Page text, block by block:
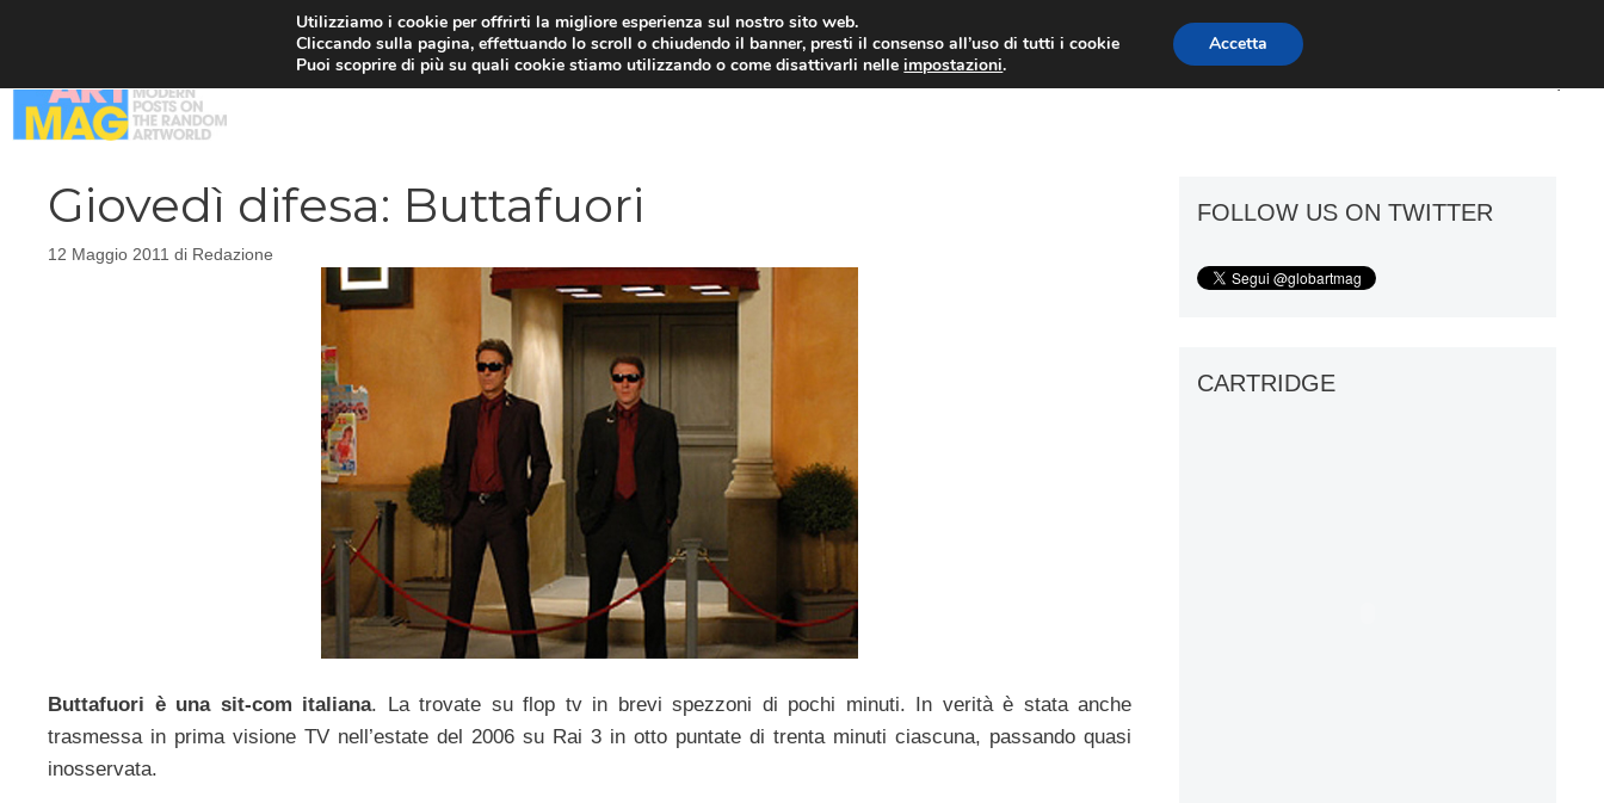
ART GOSSIP FIERE GALLERIE
Giovedì difesa: Buttafuori
12 Maggio 2011 di Redazione
Buttafuori è una sit-com italiana. La trovate su flop tv in brevi spezzoni di pochi minuti. In verità è stata anche
trasmessa in prima visione TV nell’estate del 2006 su Rai 3 in otto puntate di trenta minuti ciascuna, passando quasi
inosservata.
FOLLOW US ON TWITTER
CARTRIDGE
Utilizziamo i cookie per offrirti la migliore esperienza sul nostro sito web.
Cliccando sulla pagina, effettuando lo scroll o chiudendo il banner, presti il consenso all’uso di tutti i cookie
Puoi scoprire di più su quali cookie stiamo utilizzando o come disattivarli nelleimpostazioni.
Accetta